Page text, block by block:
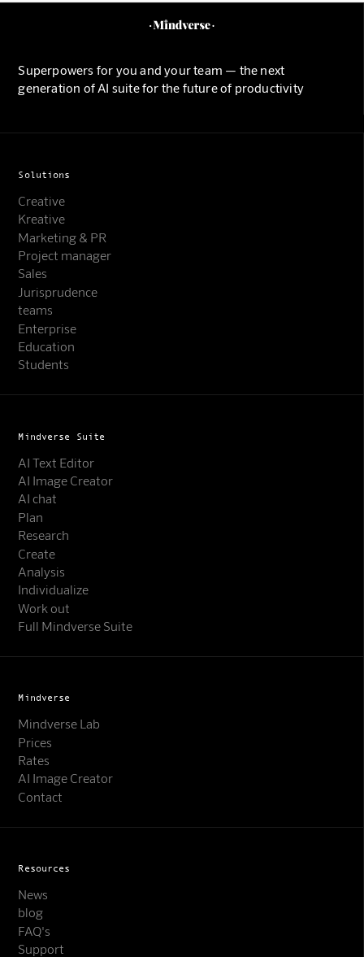
Superpowers for you and your team — the next
generation of AI suite for the future of productivity
Solutions
Creative
Kreative
Marketing & PR
Project manager
Sales
Jurisprudence
teams
Enterprise
Education
Students
Mindverse Suite
AI Text Editor
AI Image Creator
AI chat
Plan
Research
Create
Analysis
Individualize
Work out
Full Mindverse Suite
Mindverse
Mindverse Lab
Prices
Rates
AI Image Creator
Contact
Resources
News
blog
FAQ's
Support